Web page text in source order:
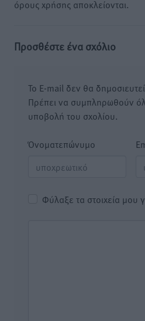
όρους χρήσης αποκλείονται.
Προσθέστε ένα σχόλιο
Το E-mail δεν θα
Πρέπει να συμπληρωθούν
υποβολή του σχολίου.
Όνοματεπώνυμο
Φύλαξε τα στοιχεία μου